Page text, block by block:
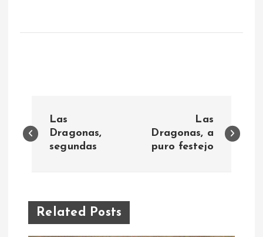
a
e
g
Las
Dragonas,
segundas
Las
Dragonas, a
puro festejo
Related Posts